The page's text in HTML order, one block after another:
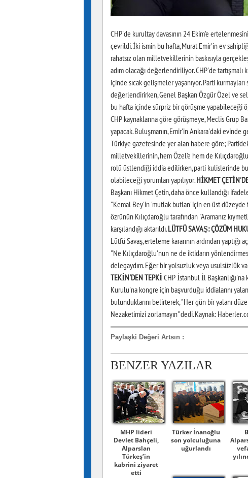
CHP'de kurultay davasının 24 Ekim'e
çevrildi. İki ismin bu hafta, Murat Emir'in ev
rahatsız olan milletvekillerinin baskısıyla
adım olacağı değerlendiriliyor. CHP'de
içinde sıcak gelişmeler yaşanıyor. Parti
değerlendirirken, Genel Başkan Özgür Özel ve
bu hafta içinde sürpriz bir görüşme yapabileceği
CHP kaynaklarına göre görüşmeye, Meclis Grup
yapacak. Buluşmanın, Emir'in Ankara'daki evinde
Türkiye gazetesinde yer alan habere göre;
milletvekillerinin, hem Özel'e hem de
rolü üstlendiği iddia edilirken, parti kulislerinde
olabileceği yorumları yapılıyor.HİKMET
Başkanı Hikmet Çetin, daha önce kullandığı
"Kemal Bey'in 'mutlak butlan' için en üst
özrünün Kılıçdaroğlu tarafından "Aramanız
karşılandığı aktarıldı.LÜTFÜ SAVAŞ: ÇÖZÜM
Lütfü Savaş, erteleme kararının ardından yaptığı
"Ne Kılıçdaroğlu'nun ne de iktidarın
delegaydım. Eğer bir yolsuzluk veya usulsüzlük
TEKİN'DEN TEPKİCHP İstanbul İl Başkanlığı'na
Kurulu'na kongre için başvurduğu iddialarını
bulunduklarını belirterek, "Her gün bir yalanı
Nezaketimizi zorlamayın" dedi. Kaynak:
Paylaşki Değeri Artsın :
BENZER YAZILAR
MHP lideri
Devlet Bahçeli,
Alparslan
Türkeş’in
kabrini ziyaret
etti
Türker İnanoğlu
son yolculuğuna
uğurlandı